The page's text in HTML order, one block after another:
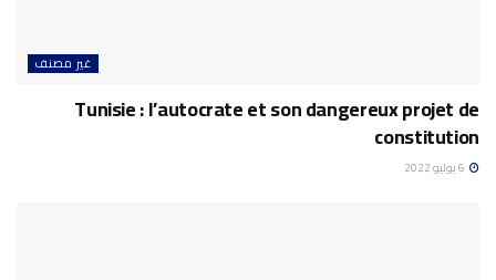
غير مصنف
Tunisie : l’autocrate et son dangereux projet de
constitution